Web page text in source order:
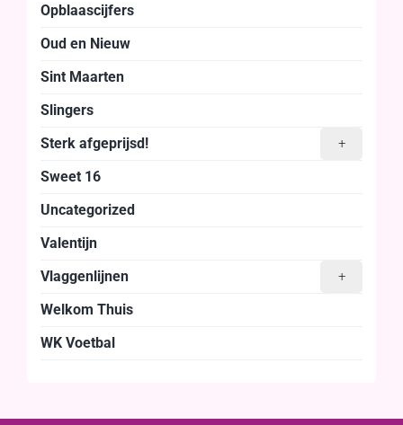
Opblaascijfers
Oud en Nieuw
Sint Maarten
Slingers
+
Sterk afgeprijsd!
Sweet 16
Uncategorized
Valentijn
+
Vlaggenlijnen
Welkom Thuis
WK Voetbal